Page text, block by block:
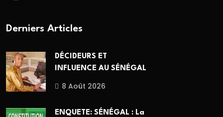
Derniers Articles
DÉCIDEURS ET
INFLUENCE AU SÉNÉGAL
8 Août 2026
ENQUETE: SÉNÉGAL : La